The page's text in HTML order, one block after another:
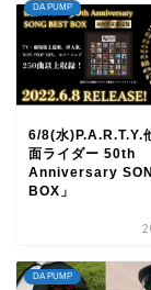
DA PUMP
6/8(水)P.A.R.T.Y.
面ライダー 50th
Anniversary
BOX」
DA PUMP